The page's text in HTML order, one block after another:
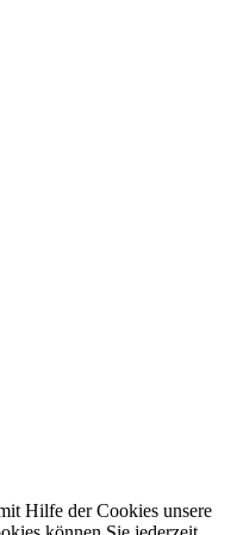
Hilfe der Cookies unsere